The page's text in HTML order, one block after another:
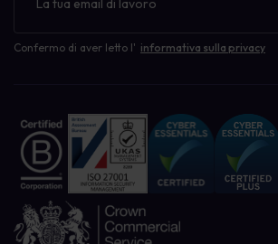
Confermo di aver letto l' informativa sulla privacy